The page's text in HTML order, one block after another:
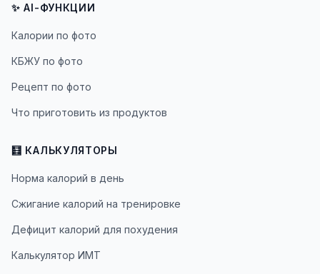
✨ AI-ФУНКЦИИ
Калории по фото
КБЖУ по фото
Рецепт по фото
Что приготовить из продуктов
🧮 КАЛЬКУЛЯТОРЫ
Норма калорий в день
Сжигание калорий на тренировке
Дефицит калорий для похудения
Калькулятор ИМТ